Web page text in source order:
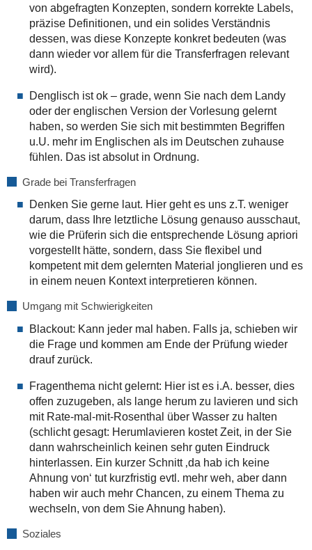
von abgefragten Konzepten, sondern korrekte Labels,
präzise Definitionen, und ein solides Verständnis
dessen, was diese Konzepte konkret bedeuten (was
dann wieder vor allem für die Transferfragen relevant
wird).
Denglisch ist ok – grade, wenn Sie nach dem Landy
oder der englischen Version der Vorlesung gelernt
haben, so werden Sie sich mit bestimmten Begriffen
u.U. mehr im Englischen als im Deutschen zuhause
fühlen. Das ist absolut in Ordnung.
Grade bei Transferfragen
Denken Sie gerne laut. Hier geht es uns z.T. weniger
darum, dass Ihre letztliche Lösung genauso ausschaut,
wie die Prüferin sich die entsprechende Lösung apriori
vorgestellt hätte, sondern, dass Sie flexibel und
kompetent mit dem gelernten Material jonglieren und es
in einem neuen Kontext interpretieren können.
Umgang mit Schwierigkeiten
Blackout: Kann jeder mal haben. Falls ja, schieben wir
die Frage und kommen am Ende der Prüfung wieder
drauf zurück.
Fragenthema nicht gelernt: Hier ist es i.A. besser, dies
offen zuzugeben, als lange herum zu lavieren und sich
mit Rate-mal-mit-Rosenthal über Wasser zu halten
(schlicht gesagt: Herumlavieren kostet Zeit, in der Sie
dann wahrscheinlich keinen sehr guten Eindruck
hinterlassen. Ein kurzer Schnitt ‚da hab ich keine
Ahnung von‘ tut kurzfristig evtl. mehr weh, aber dann
haben wir auch mehr Chancen, zu einem Thema zu
wechseln, von dem Sie Ahnung haben).
Soziales